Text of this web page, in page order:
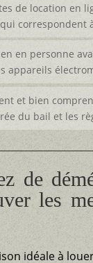
de location en
correspondent
en personne
appareils
et bien
du bail et les
de
les
idéale à